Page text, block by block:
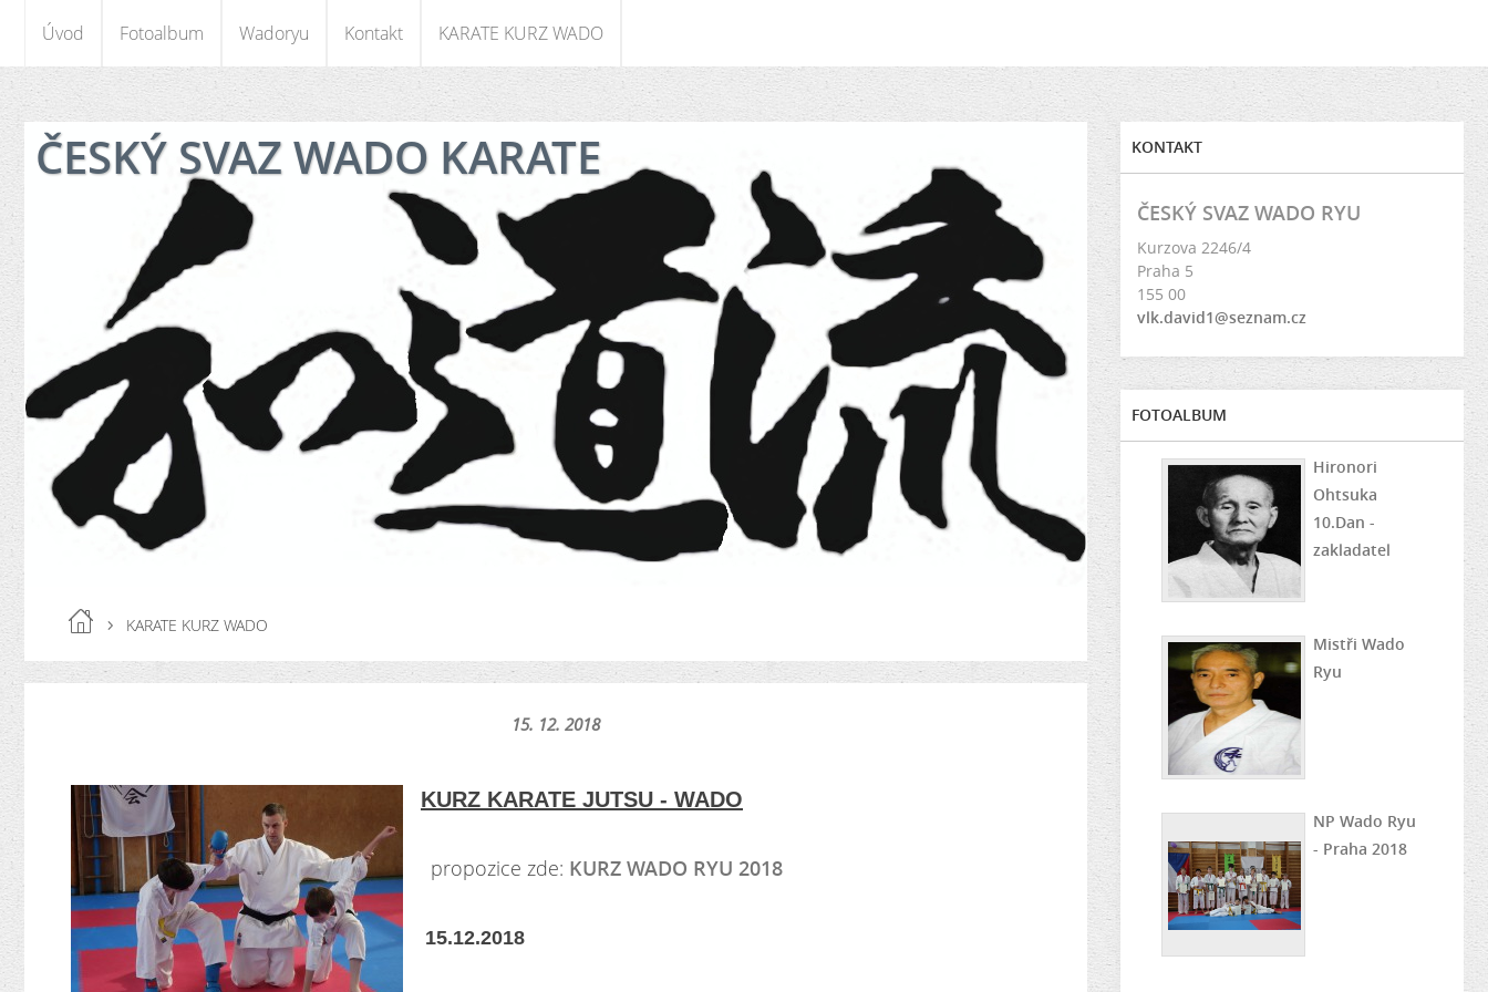
Úvod Fotoalbum Wadoryu Kontakt KARATE KURZ WADO
ČESKÝ SVAZ WADO KARATE
KARATE KURZ WADO
15. 12. 2018
KURZ KARATE JUTSU - WADO
propozice zde: KURZ WADO RYU 2018
15.12.2018
KONTAKT
ČESKÝ SVAZ WADO RYU
Kurzova 2246/4
Praha 5
155 00
vlk.david1@seznam.cz
FOTOALBUM
Hironori
Ohtsuka
10.Dan -
zakladatel
Mistři Wado
Ryu
NP Wado Ryu
- Praha 2018